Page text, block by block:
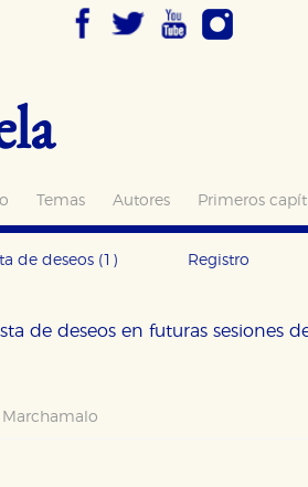
Temas Autores Primeros
de deseos (1) Registro
de deseos en futuras sesiones
Marchamalo